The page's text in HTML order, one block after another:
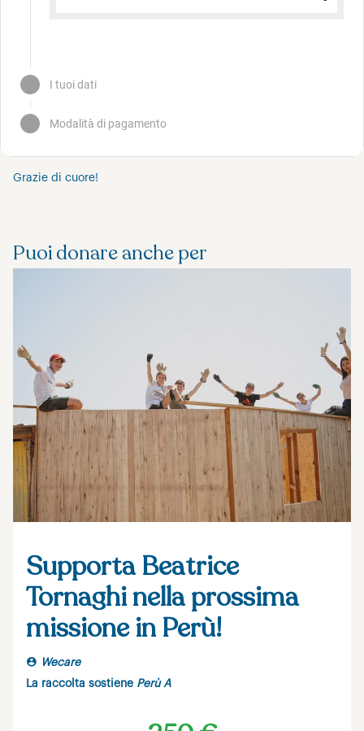
Grazie di cuore!
Puoi donare anche per
Supporta Beatrice
Tornaghi nella prossima
missione in Perù!
Wecare
La raccolta sostiene Perù A